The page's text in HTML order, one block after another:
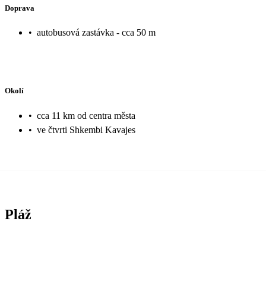
Doprava
• autobusová zastávka - cca 50 m
Okolí
• cca 11 km od centra města
• ve čtvrti Shkembi Kavajes
Pláž